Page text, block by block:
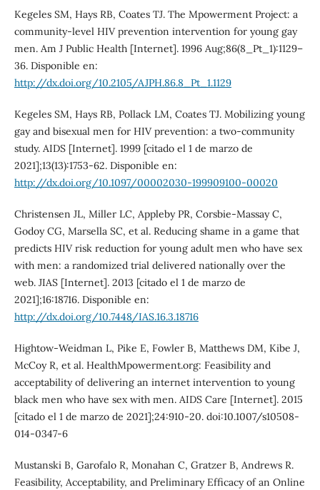
Kegeles SM, Hays RB, Coates TJ. The Mpowerment Project: a
community-level HIV prevention intervention for young gay
men. Am J Public Health [Internet]. 1996 Aug;86(8_Pt_1):1129–
36. Disponible en:
http://dx.doi.org/10.2105/AJPH.86.8_Pt_1.1129
Kegeles SM, Hays RB, Pollack LM, Coates TJ. Mobilizing young
gay and bisexual men for HIV prevention: a two-community
study. AIDS [Internet]. 1999 [citado el 1 de marzo de
2021];13(13):1753-62. Disponible en:
http://dx.doi.org/10.1097/00002030-199909100-00020
Christensen JL, Miller LC, Appleby PR, Corsbie-Massay C,
Godoy CG, Marsella SC, et al. Reducing shame in a game that
predicts HIV risk reduction for young adult men who have sex
with men: a randomized trial delivered nationally over the
web. JIAS [Internet]. 2013 [citado el 1 de marzo de
2021];16:18716. Disponible en:
http://dx.doi.org/10.7448/IAS.16.3.18716
Hightow-Weidman L, Pike E, Fowler B, Matthews DM, Kibe J,
McCoy R, et al. HealthMpowerment.org: Feasibility and
acceptability of delivering an internet intervention to young
black men who have sex with men. AIDS Care [Internet]. 2015
[citado el 1 de marzo de 2021];24:910-20. doi:10.1007/s10508-
014-0347-6
Mustanski B, Garofalo R, Monahan C, Gratzer B, Andrews R.
Feasibility, Acceptability, and Preliminary Efficacy of an Online